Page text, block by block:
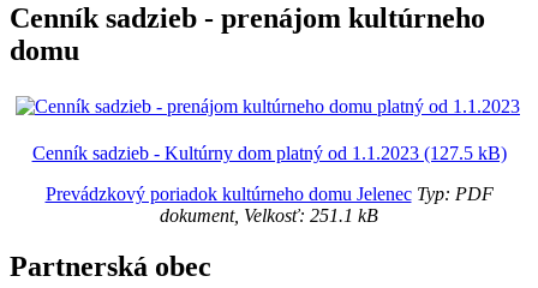
Cenník sadzieb - prenájom kultúrneho
domu
Cenník sadzieb - Kultúrny dom platný od 1.1.2023 (127.5 kB)
Prevádzkový poriadok kultúrneho domu JelenecTyp: PDF
dokument, Velkosť: 251.1 kB
Partnerská obec